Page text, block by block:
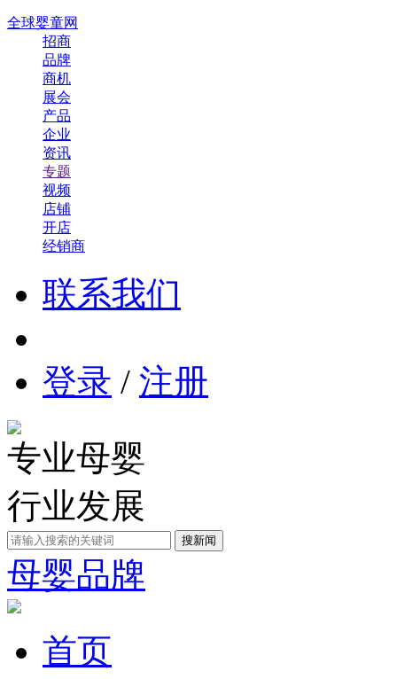
全球婴童网
招商
品牌
商机
展会
产品
企业
资讯
专题
视频
店铺
开店
经销商
联系我们
登录 / 注册
专业母婴
行业发展
母婴品牌
首页